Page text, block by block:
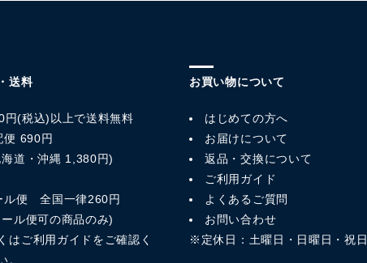
送料
円(税込)以上で送料無料
便 690円
道・沖縄 1,380円)
ル便 全国一律260円
ル便可の商品のみ)
は ご利用ガイド をご確認く
。
お買い物について
はじめての方へ
お届けについて
返品・交換について
ご利用ガイド
よくあるご質問
お問い合わせ
※定休日：土曜日・日曜日・祝日